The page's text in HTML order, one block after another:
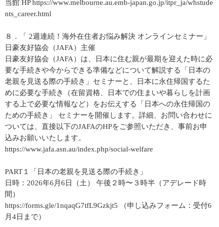
当館 HP https://www.melbourne.au.emb-japan.go.jp/itpr_ja/whstude
nts_career.html
８．「 2週連続！海外在住者お悩み解決 オンラインセミナー」
日豪友好協会（JAFA）主催
日豪友好協会（JAFA）は、日本に住む親が最期を迎えた時に必
要な手続きや今からできる準備などについて解説する「日本の
老親を見送る際の手続き」セミナーと、日本に永住帰国するた
めに必要な手続き（在留資格、日本での住まいや暮らしを計画
する上で必要な情報など）をお伝えする「日本への永住帰国の
ための手続き」 セミナーを開催します。詳細、お問い合わせに
ついては、直接以下のJAFAのHPをご参照いただき、事前お申
込みお願いいたします。
https://www.jafa.asn.au/index.php/social-welfare
PART１「日本の老親を見送る際の手続き」
日時：2026年6月6日（土） 午後２時〜３時半（アデレード時
間）
https://forms.gle/1nqaqG7tfL9Gzkjt5 （申し込みフォーム：受付6
月4日まで）